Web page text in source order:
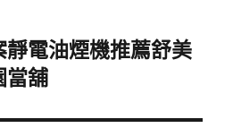
電油煙機推薦舒美
當舖